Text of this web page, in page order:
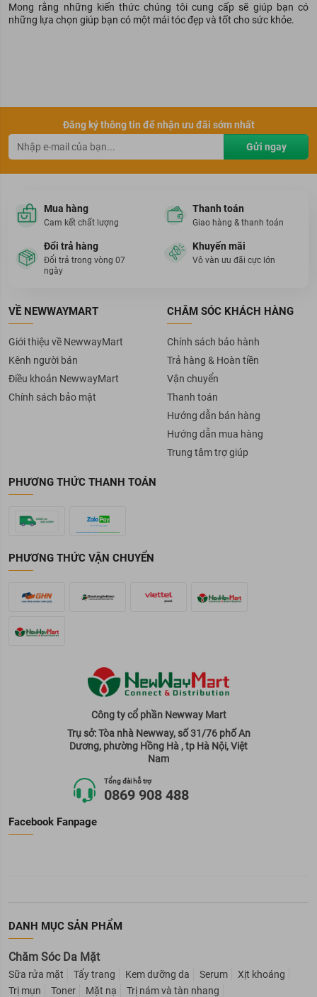
Mong rằng những kiến thức chúng tôi cung cấp sẽ giúp bạn có
những lựa chọn giúp bạn có một mái tóc đẹp và tốt cho sức khỏe.
Đăng ký thông tin để nhận ưu đãi sớm nhất
Gửi ngay
Mua hàng
Cam kết chất lượng
Thanh toán
Giao hàng & thanh toán
Đổi trả hàng
Đổi trả trong vòng 07
ngày
Khuyến mãi
Vô vàn ưu đãi cực lớn
VỀ NEWWAYMART
Giới thiệu về NewwayMart
Kênh người bán
Điều khoản NewwayMart
Chính sách bảo mật
CHĂM SÓC KHÁCH HÀNG
Chính sách bảo hành
Trả hàng & Hoàn tiền
Vận chuyển
Thanh toán
Hướng dẫn bán hàng
Hướng dẫn mua hàng
Trung tâm trợ giúp
PHƯƠNG THỨC THANH TOÁN
PHƯƠNG THỨC VẬN CHUYỂN
Công ty cổ phần Newway Mart
Trụ sở: Tòa nhà Newway, số 31/76 phố An
Dương, phường Hồng Hà , tp Hà Nội, Việt
Nam
Tổng đài hỗ trợ
0869 908 488
Facebook Fanpage
DANH MỤC SẢN PHẨM
Chăm Sóc Da Mặt
Sữa rửa mặt Tẩy trang Kem dưỡng da Serum
Xịt khoáng
Trị mụn
Toner Mặt nạ
Trị nám và tàn nhang